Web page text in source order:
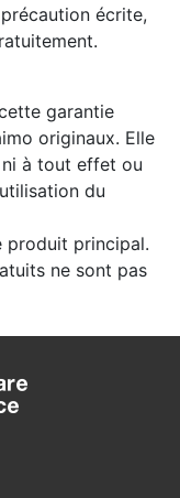
écrite,
garantie
originaux. Elle
ni à tout effet ou
du
produit principal.
ne sont pas